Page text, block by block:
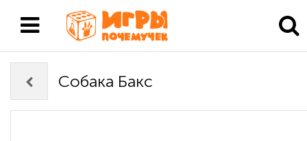
Собака Бакс